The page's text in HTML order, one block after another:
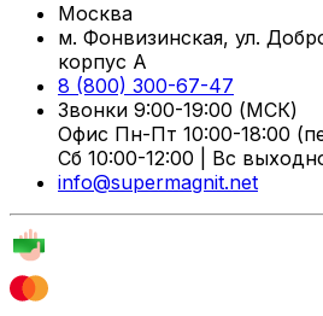
Москва
м. Фонвизинская, ул.
корпус А
8 (800) 300-67-47
Звонки 9:00-19:00 (МСК)
Офис Пн-Пт 10:00-18:00
Сб 10:00-12:00 | Вс
info@supermagnit.net